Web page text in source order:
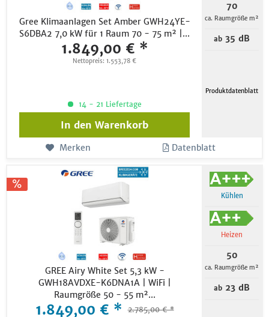
Gree Klimaanlagen Set Amber GWH24YE-
S6DBA2 7,0 kW für 1 Raum 70 - 75 m² |...
1.849,00 € *
Nettopreis: 1.553,78 €
70
ca. Raumgröße m²
ab 35 dB
Produktdatenblatt
14 - 21 Liefertage
In den Warenkorb
Merken Datenblatt
GREE Airy White Set 5,3 kW -
GWH18AVDXE-K6DNA1A | WiFi |
Raumgröße 50 - 55 m²...
1.849,00 € * 2.785,00 € *
Kühlen
Heizen
50
ca. Raumgröße m²
ab 23 dB